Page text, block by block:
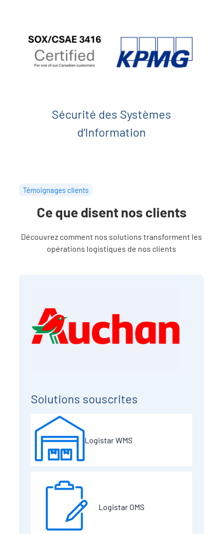
Sécurité des Systèmes
d’Information
Témoignages clients
Ce que disent nos clients
Découvrez comment nos solutions transforment les
opérations logistiques de nos clients
Solutions souscrites
Logistar WMS
Logistar OMS